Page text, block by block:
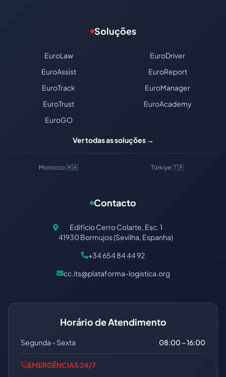
Soluções
EuroLaw
EuroDriver
EuroAssist
EuroReport
EuroTrack
EuroManager
EuroTrust
EuroAcademy
EuroGO
Ver todas as soluções →
Morocco 🇲🇦 Türkiye 🇹🇷
Contacto
Edifício Cerro Colarte, Esc. 1
41930 Bormujos (Sevilha, Espanha)
+34 654 84 44 92
cc.its@plataforma-logistica.org
Horário de Atendimento
Segunda - Sexta 08:00 – 16:00
EMERGÊNCIAS 24/7